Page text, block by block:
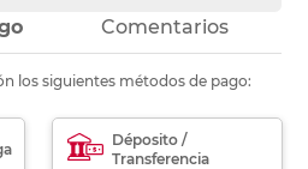
Comentarios
los siguientes métodos de pago:
Déposito /
Transferencia